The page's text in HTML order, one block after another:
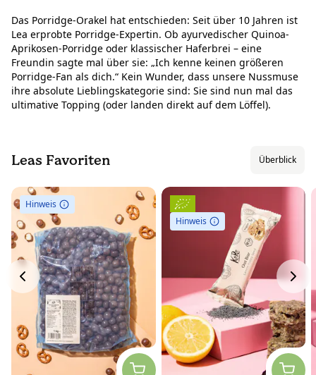
Das Porridge-Orakel hat entschieden: Seit über 10 Jahren ist
Lea erprobte Porridge-Expertin. Ob ayurvedischer Quinoa-
Aprikosen-Porridge oder klassischer Haferbrei – eine
Freundin sagte mal über sie: „Ich kenne keinen größeren
Porridge-Fan als dich.“ Kein Wunder, dass unsere Nussmuse
ihre absolute Lieblingskategorie sind: Sie sind nun mal das
ultimative Topping (oder landen direkt auf dem Löffel).
Leas Favoriten Überblick
Hinweis
Hinweis